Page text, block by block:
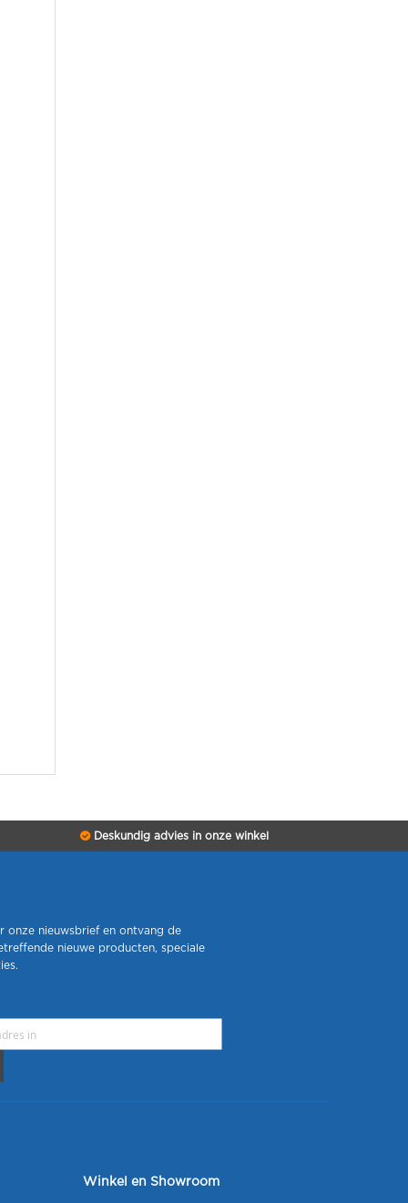
Deskundig advies in onze winkel
onze nieuwsbrief en ontvang de
nieuwe producten, speciale
Winkel en Showroom